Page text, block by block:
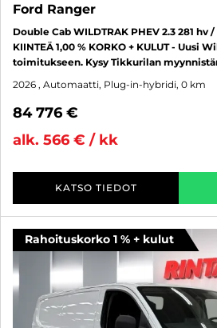
Ford Ranger
Double Cab WILDTRAK PHEV 2.3 281 hv
KIINTEÄ 1,00 % KORKO + KULUT - Uusi
toimitukseen. Kysy Tikkurilan
2026 , Automaatti, Plug-in-hybridi, 0 km
84 776 €
alk. 566 € / kk
KATSO TIEDOT
Rahoituskorko 1 % + kulut